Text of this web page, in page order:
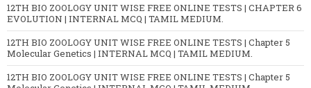
12TH BIO ZOOLOGY UNIT WISE FREE ONLINE TESTS | CHAPTER 6
EVOLUTION | INTERNAL MCQ | TAMIL MEDIUM.
12TH BIO ZOOLOGY UNIT WISE FREE ONLINE TESTS | Chapter 5
Molecular Genetics | INTERNAL MCQ | TAMIL MEDIUM.
12TH BIO ZOOLOGY UNIT WISE FREE ONLINE TESTS | Chapter 5